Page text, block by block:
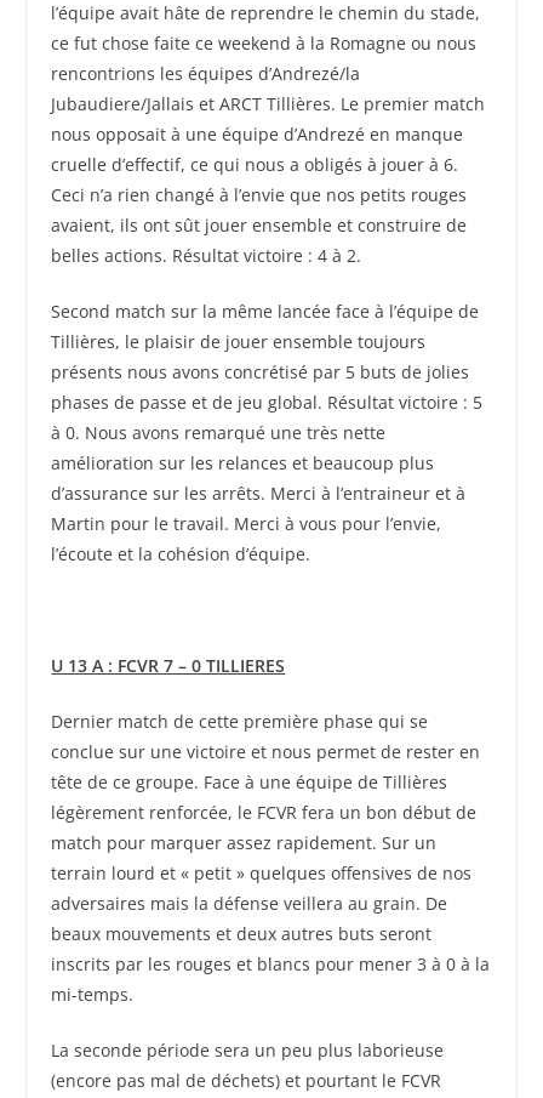
l’équipe avait hâte de reprendre le chemin du stade,
ce fut chose faite ce weekend à la Romagne ou nous
rencontrions les équipes d’Andrezé/la
Jubaudiere/Jallais et ARCT Tillières. Le premier match
nous opposait à une équipe d’Andrezé en manque
cruelle d’effectif, ce qui nous a obligés à jouer à 6.
Ceci n’a rien changé à l’envie que nos petits rouges
avaient, ils ont sût jouer ensemble et construire de
belles actions. Résultat victoire : 4 à 2.
Second match sur la même lancée face à l’équipe de
Tillières, le plaisir de jouer ensemble toujours
présents nous avons concrétisé par 5 buts de jolies
phases de passe et de jeu global. Résultat victoire : 5
à 0. Nous avons remarqué une très nette
amélioration sur les relances et beaucoup plus
d’assurance sur les arrêts. Merci à l’entraineur et à
Martin pour le travail. Merci à vous pour l’envie,
l’écoute et la cohésion d’équipe.
U 13 A : FCVR 7 – 0 TILLIERES
Dernier match de cette première phase qui se
conclue sur une victoire et nous permet de rester en
tête de ce groupe. Face à une équipe de Tillières
légèrement renforcée, le FCVR fera un bon début de
match pour marquer assez rapidement. Sur un
terrain lourd et « petit » quelques offensives de nos
adversaires mais la défense veillera au grain. De
beaux mouvements et deux autres buts seront
inscrits par les rouges et blancs pour mener 3 à 0 à la
mi-temps.
La seconde période sera un peu plus laborieuse
(encore pas mal de déchets) et pourtant le FCVR